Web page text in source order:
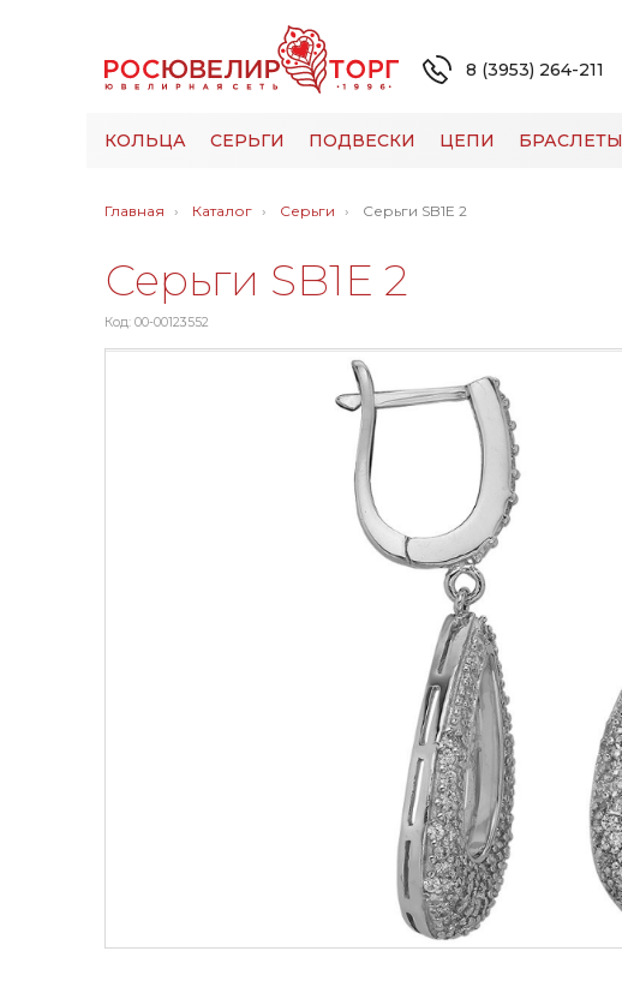
8 (3953) 264-211
КОЛЬЦА СЕРЬГИ ПОДВЕСКИ ЦЕПИ БРАСЛЕТЫ
Главная Каталог Серьги Серьги SB1E 2
Серьги SB1E 2
Код: 00-00123552